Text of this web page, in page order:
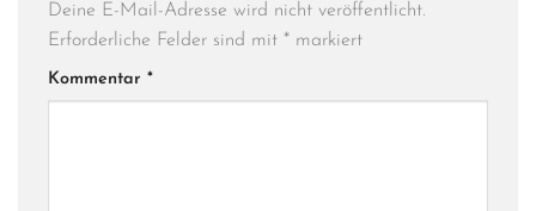
Deine E-Mail-Adresse wird nicht veröffentlicht.
Erforderliche Felder sind mit * markiert
Kommentar *